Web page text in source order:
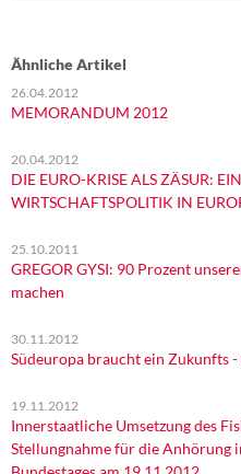
Ähnliche Artikel
26.04.2012
MEMORANDUM 2012
20.04.2012
DIE EURO-KRISE ALS ZÄSUR:
WIRTSCHAFTSPOLITIK IN
25.10.2011
GREGOR GYSI: 90 Prozent
machen
30.11.2012
Südeuropa braucht ein Zukunfts
19.11.2012
Innerstaatliche Umsetzung des
Stellungnahme für die Anhörung